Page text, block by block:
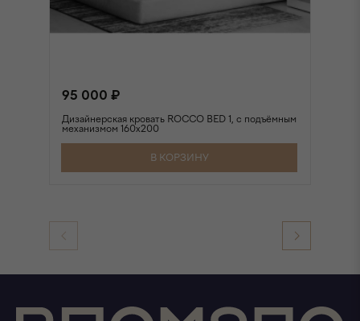
95 000 ₽
Дизайнерская кровать ROCCO BED 1, с подъёмным
механизмом 160х200
В КОРЗИНУ